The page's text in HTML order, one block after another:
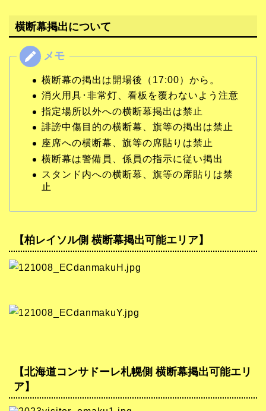
横断幕掲出について
横断幕の掲出は開場後（17:00）から。
消火用具･非常灯、看板を覆わないよう注意
指定場所以外への横断幕掲出は禁止
誹謗中傷目的の横断幕、旗等の掲出は禁止
座席への横断幕、旗等の席貼りは禁止
横断幕は警備員、係員の指示に従い掲出
スタンド内への横断幕、旗等の席貼りは禁
止
【柏レイソル側 横断幕掲出可能エリア】
【北海道コンサドーレ札幌側 横断幕掲出可能エリ
ア】